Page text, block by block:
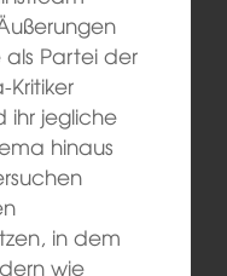
als Partei der
ihr jegliche
hinaus
in dem
wie